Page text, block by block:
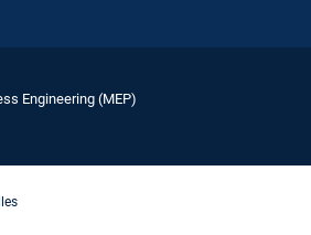
Engineering (MEP)